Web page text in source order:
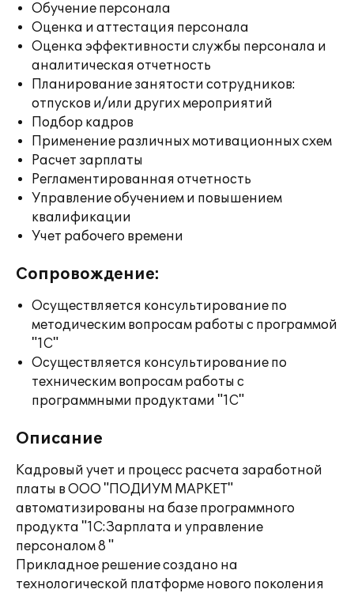
Обучение персонала
Оценка и аттестация персонала
Оценка эффективности службы персонала и
аналитическая отчетность
Планирование занятости сотрудников:
отпусков и/или других мероприятий
Подбор кадров
Применение различных мотивационных схем
Расчет зарплаты
Регламентированная отчетность
Управление обучением и повышением
квалификации
Учет рабочего времени
Сопровождение:
Осуществляется консультирование по
методическим вопросам работы с программой
"1С"
Осуществляется консультирование по
техническим вопросам работы с
программными продуктами "1С"
Описание
Кадровый учет и процесс расчета заработной
платы в ООО "ПОДИУМ МАРКЕТ"
автоматизированы на базе программного
продукта "1С:Зарплата и управление
персоналом 8 "
Прикладное решение создано на
технологической платформе нового поколения